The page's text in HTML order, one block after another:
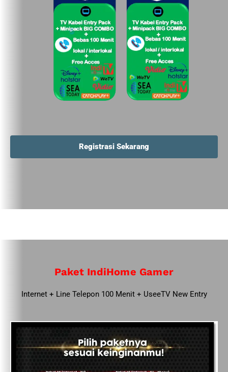
Registrasi Sekarang
Paket IndiHome Gamer
Internet + Line Telepon 100 Menit + UseeTV New Entry